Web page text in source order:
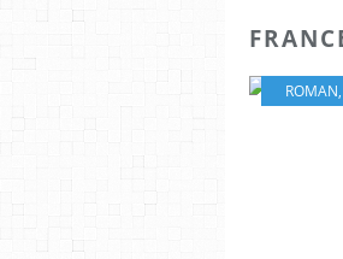
ROMAN,